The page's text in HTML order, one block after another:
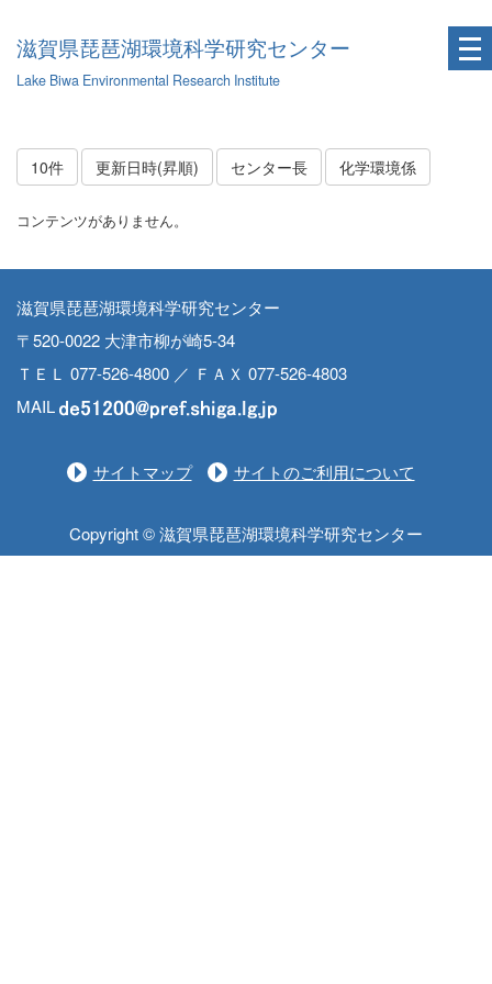
滋賀県琵琶湖環境科学研究センター
Lake Biwa Environmental Research Institute
10件 更新日時(昇順) センター長 化学環境係
コンテンツがありません。
滋賀県琵琶湖環境科学研究センター
〒520-0022 大津市柳が崎5-34
ＴＥＬ 077-526-4800 ／ ＦＡＸ 077-526-4803
MAIL
サイトマップ サイトのご利用について
Copyright © 滋賀県琵琶湖環境科学研究センター